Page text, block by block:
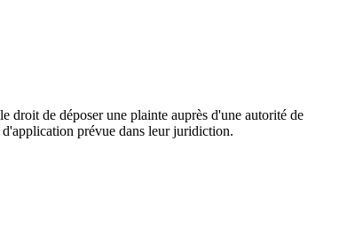
droit de déposer une plainte auprès d'une autorité de
prévue dans leur juridiction.